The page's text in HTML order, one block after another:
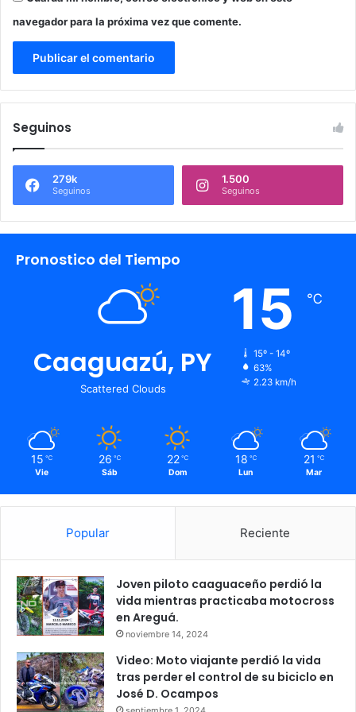
navegador para la próxima vez que comente.
Seguinos
279k
Seguinos
1.500
Seguinos
Pronostico del Tiempo
Caaguazú, PY
Scattered Clouds
15 ℃
15º - 14º
63%
2.23 km/h
15 ℃
Vie
26 ℃
Sáb
22 ℃
Dom
18 ℃
Lun
21 ℃
Mar
Popular Reciente
Joven piloto caaguaceño perdió la
vida mientras practicaba motocross
en Areguá.
noviembre 14, 2024
Video: Moto viajante perdió la vida
tras perder el control de su biciclo en
José D. Ocampos